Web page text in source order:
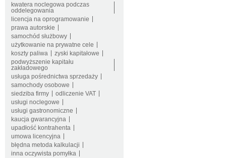
kwatera noclegowa podczas
oddelegowania
licencja na oprogramowanie
prawa autorskie
samochód służbowy
użytkowanie na prywatne cele
koszty paliwa
zyski kapitałowe
podwyższenie kapitału
zakładowego
usługa pośrednictwa sprzedaży
samochody osobowe
siedziba firmy
odliczenie VAT
usługi noclegowe
usługi gastronomiczne
kaucja gwarancyjna
upadłość kontrahenta
umowa licencyjna
błędna metoda kalkulacji
inna oczywista pomyłka